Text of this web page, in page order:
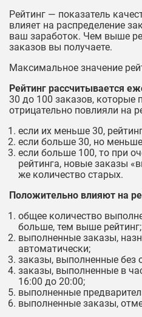
Рейтинг — показатель
влияет на распределение
ваш заработок. Чем выше
заказов вы получаете.
Максимальное значение
Рейтинг рассчитывается
30 до 100 заказов, которые
отрицательно повлияли на
если их меньше 30,
если больше 30, но
если больше 100, то при
рейтинга, новые заказы
же количество старых.
Положительно влияют на
общее количество
больше, тем выше рейтинг;
выполненные заказы,
автоматически;
заказы, выполненные без
заказы, выполненные в
16:00 до 20:00;
выполненные
выполненные заказы,